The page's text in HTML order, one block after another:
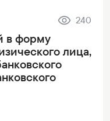
240
в форму
лица,